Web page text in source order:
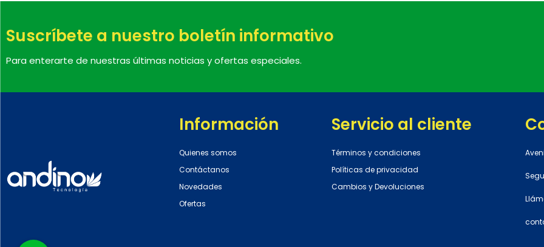
Suscríbete a nuestro boletín informativo
Para enterarte de nuestras últimas noticias y ofertas especiales.
Información
Quienes somos
Contáctanos
Novedades
Ofertas
Servicio al cliente
Términos y condiciones
Políticas de privacidad
Cambios y Devoluciones